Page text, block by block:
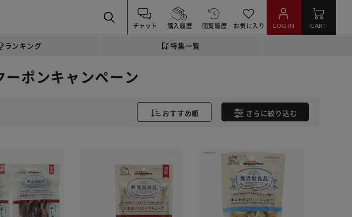
チャット 購入履歴 閲覧履歴 お気に入り LOG IN CART
ランキング 特集一覧
ーポンキャンペーン
おすすめ順 さらに絞り込む